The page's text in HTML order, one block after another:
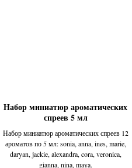
Набор миниатюр ароматических
спреев 5 мл
Набор миниатюр ароматических спреев 12
ароматов по 5 мл: sonia, anna, ines, marie,
daryan, jackie, alexandra, cora, veronica,
gianna, nina, maya.